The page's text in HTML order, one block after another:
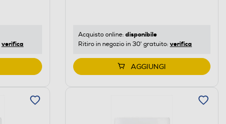
verifica
Acquisto online: disponibile
Ritiro in negozio in 30' gratuito: verifica
AGGIUNGI